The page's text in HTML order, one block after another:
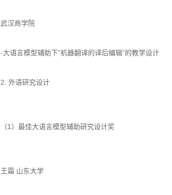
武汉商学院
-大语言模型辅助下“机器翻译的译后编辑”的教学设计
2. 外语研究设计
（1）最佳大语言模型辅助研究设计奖
王霜 山东大学